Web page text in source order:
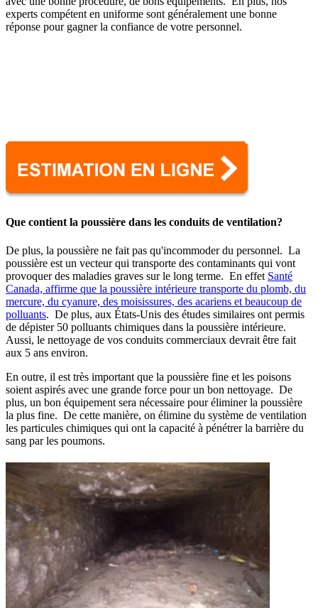
experts compétent en uniforme sont généralement une bonne
réponse pour gagner la confiance de votre personnel.
Que contient la poussière dans les conduits de ventilation?
De plus, la poussière ne fait pas qu'incommoder du personnel. La
poussière est un vecteur qui transporte des contaminants qui vont
provoquer des maladies graves sur le long terme. En effet Santé
Canada, affirme que la poussière intérieure transporte du plomb, du
mercure, du cyanure, des moisissures, des acariens et beaucoup de
polluants. De plus, aux États-Unis des études similaires ont permis
de dépister 50 polluants chimiques dans la poussière intérieure.
Aussi, le nettoyage de vos conduits commerciaux devrait être fait
aux 5 ans environ.
En outre, il est très important que la poussière fine et les poisons
soient aspirés avec une grande force pour un bon nettoyage. De
plus, un bon équipement sera nécessaire pour éliminer la poussière
la plus fine. De cette manière, on élimine du système de ventilation
les particules chimiques qui ont la capacité à pénétrer la barrière du
sang par les poumons.